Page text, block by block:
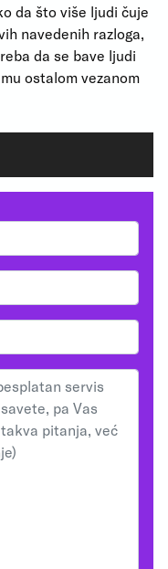
da što više ljudi čuje
navedenih razloga,
da se bave ljudi
ostalom vezanom